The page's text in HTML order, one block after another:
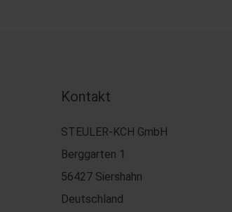
Kontakt
STEULER-KCH GmbH
Berggarten 1
56427 Siershahn
Deutschland